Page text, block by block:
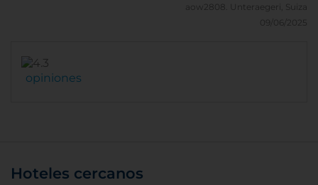
aow2808.
Unteraegeri, Suiza
09/06/2025
opiniones
Hoteles cercanos